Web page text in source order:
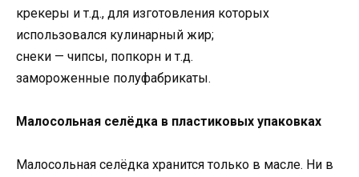
крекеры и т.д., для изготовления которых
использовался кулинарный жир;
снеки — чипсы, попкорн и т.д.
замороженные полуфабрикаты.
Малосольная селёдка в пластиковых упаковках
Малосольная селёдка хранится только в масле. Ни в